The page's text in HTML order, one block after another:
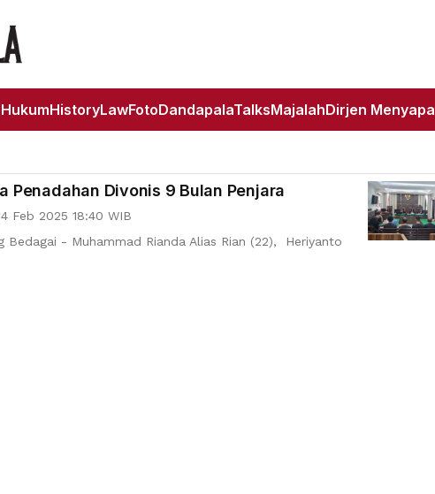
HistoryLawFotoDandapalaTalksMajalahDirjen Menyapa
Penadahan Divonis 9 Bulan Penjara
Feb 2025 18:40 WIB
Bedagai - Muhammad Rianda Alias Rian (22), Heriyanto